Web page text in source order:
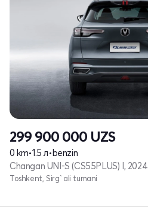
299 900 000 UZS
0 km•1.5 л•benzin
Changan UNI-S (CS55PLUS) I, 2024
Toshkent, Sirg`ali tumani